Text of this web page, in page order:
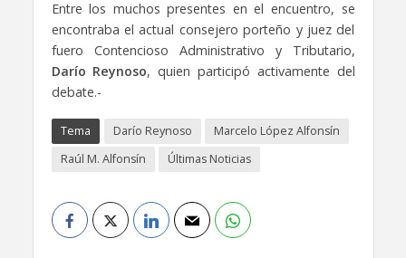
Entre los muchos presentes en el encuentro, se
encontraba el actual consejero porteño y juez del
fuero Contencioso Administrativo y Tributario,
Darío Reynoso, quien participó activamente del
debate.-
Tema Darío Reynoso
Marcelo López Alfonsín
Raúl M. Alfonsín
Últimas Noticias